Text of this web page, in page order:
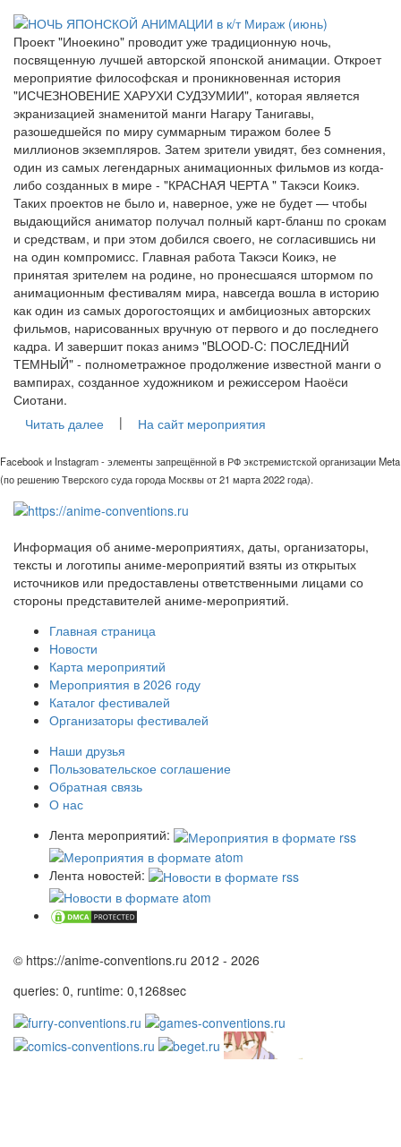
Проект "Иноекино" проводит уже традиционную ночь,
посвященную лучшей авторской японской анимации. Откроет
мероприятие философская и проникновенная история
"ИСЧЕЗНОВЕНИЕ ХАРУХИ СУДЗУМИИ", которая является
экранизацией знаменитой манги Нагару Танигавы,
разошедшейся по миру суммарным тиражом более 5
миллионов экземпляров. Затем зрители увидят, без сомнения,
один из самых легендарных анимационных фильмов из когда-
либо созданных в мире - "КРАСНАЯ ЧЕРТА " Такэси Коикэ.
Таких проектов не было и, наверное, уже не будет — чтобы
выдающийся аниматор получал полный карт-бланш по срокам
и средствам, и при этом добился своего, не согласившись ни
на один компромисс. Главная работа Такэси Коикэ, не
принятая зрителем на родине, но пронесшаяся штормом по
анимационным фестивалям мира, навсегда вошла в историю
как один из самых дорогостоящих и амбициозных авторских
фильмов, нарисованных вручную от первого и до последнего
кадра. И завершит показ анимэ "BLOOD-C: ПОСЛЕДНИЙ
ТЕМНЫЙ" - полнометражное продолжение известной манги о
вампирах, созданное художником и режиссером Наоёси
Сиотани.
Читать далее
| На сайт мероприятия
Facebook и Instagram - элементы запрещённой в РФ экстремистской организации Meta
(по решению Тверского суда города Москвы от 21 марта 2022 года).
Информация об аниме-мероприятиях, даты, организаторы,
тексты и логотипы аниме-мероприятий взяты из открытых
источников или предоставлены ответственными лицами со
стороны представителей аниме-мероприятий.
Главная страница
Новости
Карта мероприятий
Мероприятия в 2026 году
Каталог фестивалей
Организаторы фестивалей
Наши друзья
Пользовательское соглашение
Обратная связь
О нас
Лента мероприятий:
Лента новостей:
© https://anime-conventions.ru 2012 - 2026
queries: 0, runtime: 0,1268sec